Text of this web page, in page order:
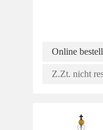
Online
Z.Zt. nicht